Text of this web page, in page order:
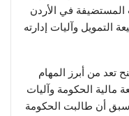
المستضيفة في الأردن
يشمل طبيعة التمويل وآليات إدارته
تعد من أبرز المهام
مالية الحكومة وآليات
سبق أن طالبت الحكومة